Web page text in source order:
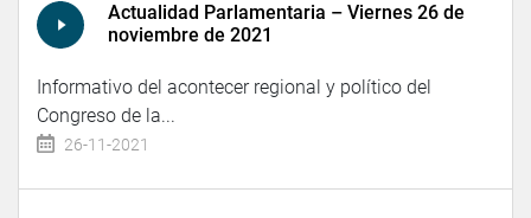
Actualidad Parlamentaria – Viernes 26 de
noviembre de 2021
Informativo del acontecer regional y político del
Congreso de la...
26-11-2021